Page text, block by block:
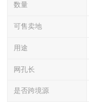
数量
可售卖地
用途
网孔长
是否跨境源